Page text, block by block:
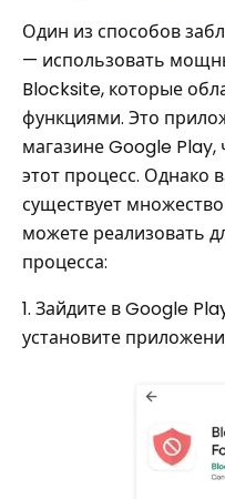
Один из способов
— использовать
Blocksite, которые
функциями. Это
магазине Google
этот процесс. Однако
существует
можете реализовать
процесса:
1. Зайдите в Google
установите